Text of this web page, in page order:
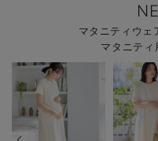
マタニティウ
マタニティ